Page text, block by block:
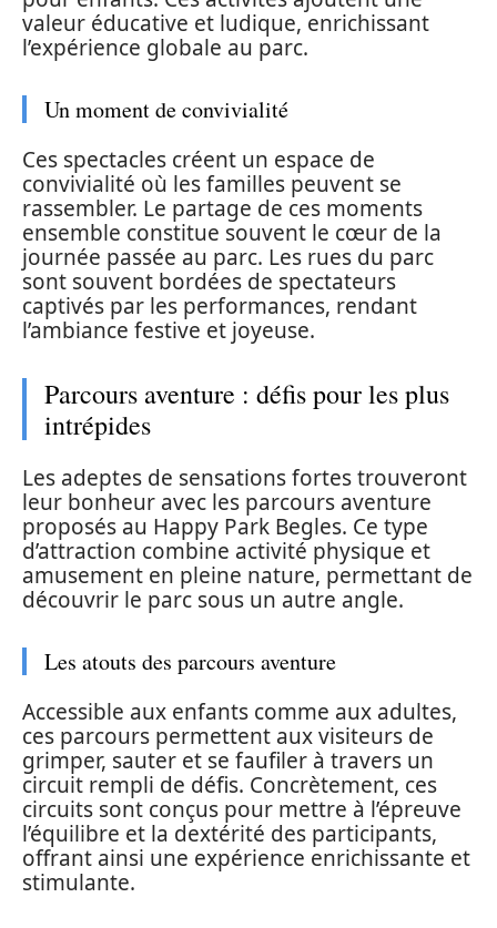
valeur éducative et ludique, enrichissant
l’expérience globale au parc.
Un moment de convivialité
Ces spectacles créent un espace de
convivialité où les familles peuvent se
rassembler. Le partage de ces moments
ensemble constitue souvent le cœur de la
journée passée au parc. Les rues du parc
sont souvent bordées de spectateurs
captivés par les performances, rendant
l’ambiance festive et joyeuse.
Parcours aventure : défis pour les plus
intrépides
Les adeptes de sensations fortes trouveront
leur bonheur avec les parcours aventure
proposés au Happy Park Begles. Ce type
d’attraction combine activité physique et
amusement en pleine nature, permettant de
découvrir le parc sous un autre angle.
Les atouts des parcours aventure
Accessible aux enfants comme aux adultes,
ces parcours permettent aux visiteurs de
grimper, sauter et se faufiler à travers un
circuit rempli de défis. Concrètement, ces
circuits sont conçus pour mettre à l’épreuve
l’équilibre et la dextérité des participants,
offrant ainsi une expérience enrichissante et
stimulante.